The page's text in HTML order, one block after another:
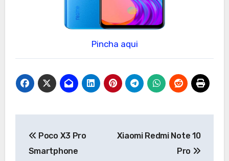
Pincha aqui
de
Poco X3 Pro
Smartphone
Xiaomi Redmi Note 10
Pro